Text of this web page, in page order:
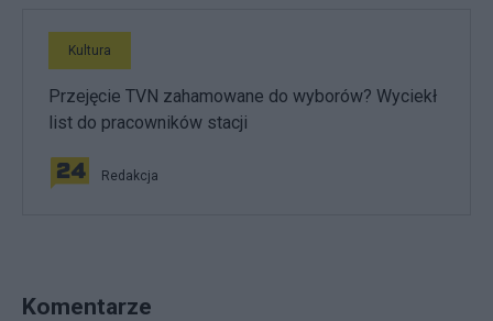
Kultura
Przejęcie TVN zahamowane do wyborów? Wyciekł
list do pracowników stacji
Redakcja
Komentarze